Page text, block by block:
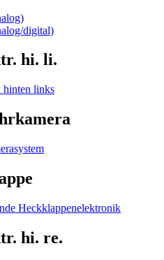
digital)
hi. li.
hinten links
Heckklappenelektronik
hi. re.